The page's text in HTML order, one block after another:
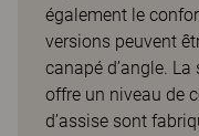
également le
versions peuvent
canapé d’angle.
offre un niveau de
d’assise sont